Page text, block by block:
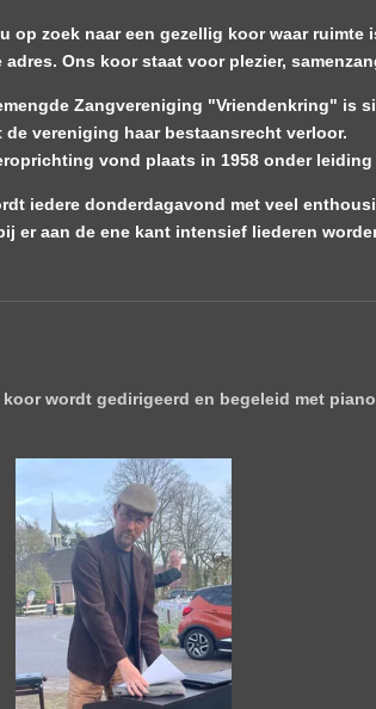
op zoek naar een gezellig koor waar
adres. Ons koor staat voor plezier,
Zangvereniging "Vriendenkring" is
de vereniging haar bestaansrecht verloor.
vond plaats in 1958 onder
iedere donderdagavond met veel
er aan de ene kant intensief liederen
koor wordt gedirigeerd en begeleid met